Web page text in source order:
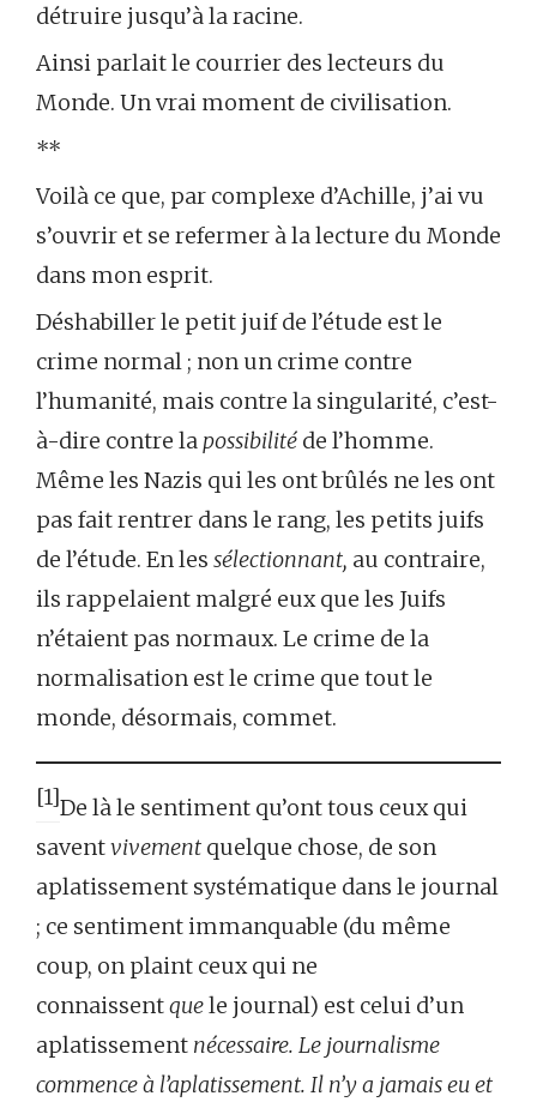
détruire jusqu’à la racine.
Ainsi parlait le courrier des lecteurs du
Monde. Un vrai moment de civilisation.
**
Voilà ce que, par complexe d’Achille, j’ai vu
s’ouvrir et se refermer à la lecture du Monde
dans mon esprit.
Déshabiller le petit juif de l’étude est le
crime normal ; non un crime contre
l’humanité, mais contre la singularité, c’est-
à-dire contre la possibilité de l’homme.
Même les Nazis qui les ont brûlés ne les ont
pas fait rentrer dans le rang, les petits juifs
de l’étude. En les sélectionnant, au contraire,
ils rappelaient malgré eux que les Juifs
n’étaient pas normaux. Le crime de la
normalisation est le crime que tout le
monde, désormais, commet.
[1]De là le sentiment qu’ont tous ceux qui
saventvivement quelque chose, de son
aplatissement systématique dans le journal
; ce sentiment immanquable (du même
coup, on plaint ceux qui ne
connaissentquele journal) est celui d’un
aplatissement nécessaire. Le journalisme
commence à l’aplatissement. Il n’y a jamais eu et